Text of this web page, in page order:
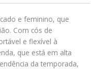
e feminino, que
Com cós de
e flexível à
que está em alta
da temporada,